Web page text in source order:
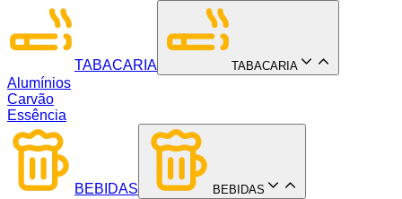
TABACARIA TABACARIA
Alumínios
Carvão
Essência
BEBIDAS BEBIDAS